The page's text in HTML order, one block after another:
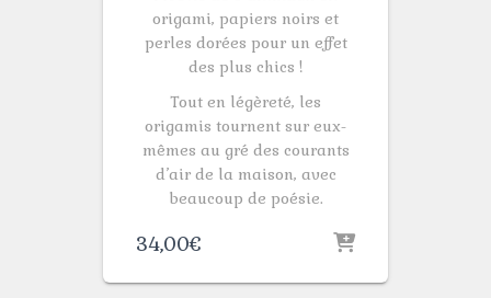
origami, papiers noirs et
perles dorées pour un effet
des plus chics !
Tout en légèreté, les
origamis tournent sur eux-
mêmes au gré des courants
d’air de la maison, avec
beaucoup de poésie.
34,00€